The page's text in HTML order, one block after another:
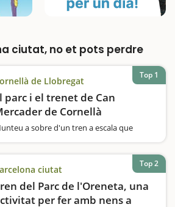
ciutat, no et pots perdre
de Llobregat
parc i el trenet de Can
de Cornellà
a sobre d'un tren a escala que
a escala? El Parc de Can Mercader,
es va inaugurar el 1987, acull des…
Top 1
ciutat
del Parc de l'Oreneta, una
per fer amb nens a
Top 2